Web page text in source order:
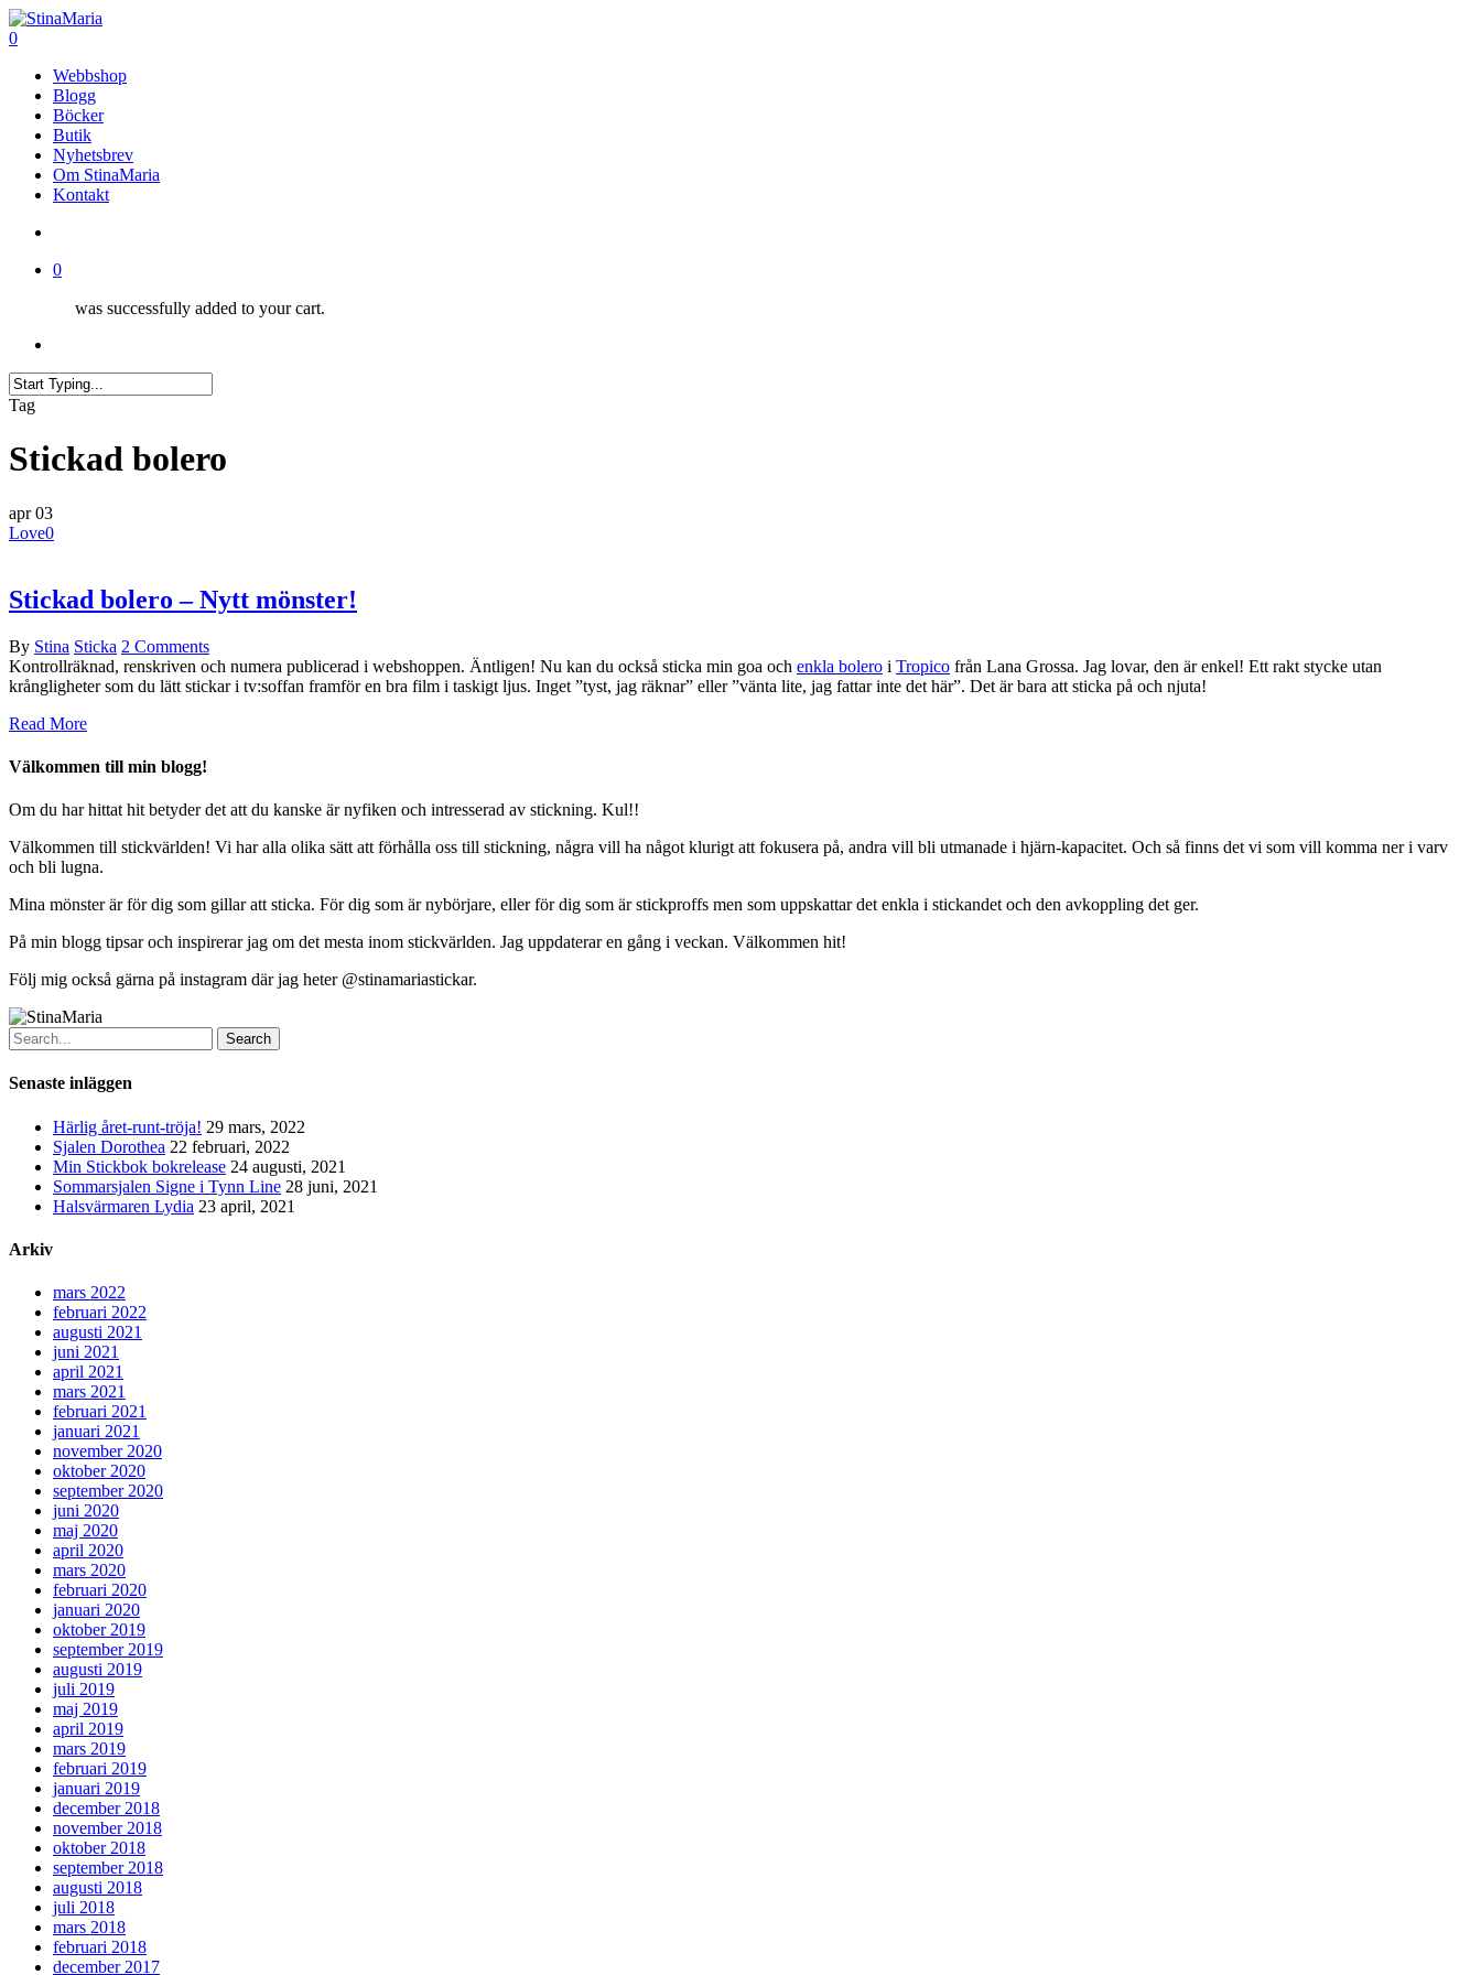
Skip
to
content
search
0
Webbshop
Blogg
Böcker
Butik
Nyhetsbrev
Om StinaMaria
Kontakt
0
was successfully added to your cart.
Close
Tag
Stickad bolero
apr 03
Love0
Stickad bolero – Nytt mönster!
By Stina Sticka 2 Comments
Kontrollräknad, renskriven och numera publicerad i webshoppen. Äntligen! Nu kan du också sticka min goa och enkla bolero i Tropico från Lana Grossa. Jag lovar, den är enkel! Ett rakt stycke utan
krångligheter som du lätt stickar i tv:soffan framför en bra film i taskigt ljus. Inget ”tyst, jag räknar” eller ”vänta lite, jag fattar inte det här”. Det är bara att sticka på och njuta!
Read More
Välkommen till min blogg!
Om du har hittat hit betyder det att du kanske är nyfiken och intresserad av stickning. Kul!!
Välkommen till stickvärlden! Vi har alla olika sätt att förhålla oss till stickning, några vill ha något klurigt att fokusera på, andra vill bli utmanade i hjärn-kapacitet. Och så finns det vi som vill komma ner i varv
och bli lugna.
Mina mönster är för dig som gillar att sticka. För dig som är nybörjare, eller för dig som är stickproffs men som uppskattar det enkla i stickandet och den avkoppling det ger.
På min blogg tipsar och inspirerar jag om det mesta inom stickvärlden. Jag uppdaterar en gång i veckan. Välkommen hit!
Följ mig också gärna på instagram där jag heter @stinamariastickar.
Search
Senaste inläggen
Härlig året-runt-tröja! 29 mars, 2022
Sjalen Dorothea 22 februari, 2022
Min Stickbok bokrelease 24 augusti, 2021
Sommarsjalen Signe i Tynn Line 28 juni, 2021
Halsvärmaren Lydia 23 april, 2021
Arkiv
mars 2022
februari 2022
augusti 2021
juni 2021
april 2021
mars 2021
februari 2021
januari 2021
november 2020
oktober 2020
september 2020
juni 2020
maj 2020
april 2020
mars 2020
februari 2020
januari 2020
oktober 2019
september 2019
augusti 2019
juli 2019
maj 2019
april 2019
mars 2019
februari 2019
januari 2019
december 2018
november 2018
oktober 2018
september 2018
augusti 2018
juli 2018
mars 2018
februari 2018
december 2017